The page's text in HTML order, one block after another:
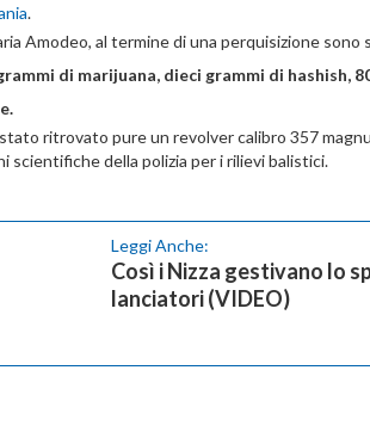
.
Amodeo, al termine di una perquisizione sono
di marijuana, dieci grammi di hashish,
ritrovato pure un revolver calibro 357
scientifiche della polizia per i rilievi balistici.
Leggi Anche:
Così i Nizza gestivano lo
lanciatori (VIDEO)